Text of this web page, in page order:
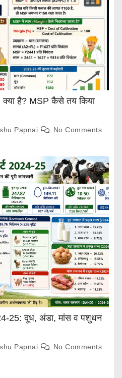
है? MSP कैसे तय किया
Papnai No Comments
25: दूध, अंडा, मांस व पशुधन
Papnai No Comments